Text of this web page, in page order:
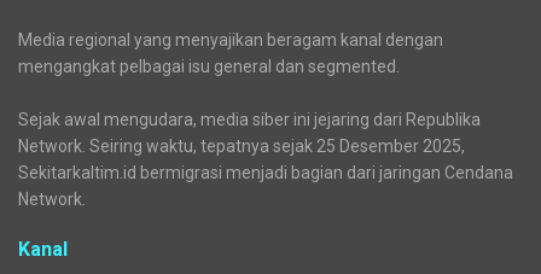
Media regional yang menyajikan beragam kanal dengan
mengangkat pelbagai isu general dan segmented.
Sejak awal mengudara, media siber ini jejaring dari Republika
Network. Seiring waktu, tepatnya sejak 25 Desember 2025,
Sekitarkaltim.id bermigrasi menjadi bagian dari jaringan Cendana
Network.
Kanal